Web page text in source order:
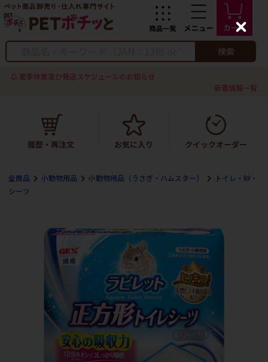
検索
夏季休業及び発送スケジュールのお知らせ
新着情報一覧
全商品 小動物用品 小動物用品（うさぎ・ハムスター）
トイレ・砂・
シーツ
C
l
s